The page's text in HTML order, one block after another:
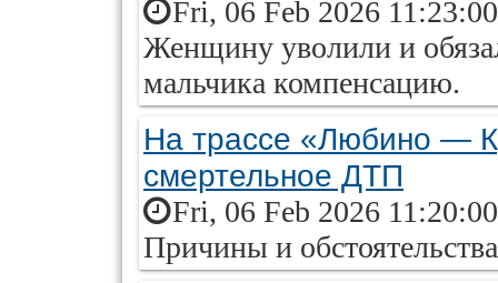
Fri, 06 Feb 2026
Женщину уволили и
мальчика компенсацию.
На трассе «Любино —
смертельное ДТП
Fri, 06 Feb 2026
Причины и